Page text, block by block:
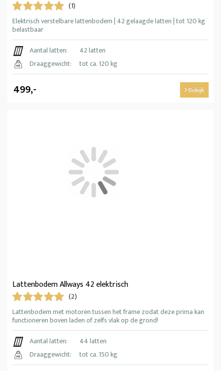
(1)
Elektrisch verstelbare lattenbodem | 42 gelaagde latten | tot 120 kg
belastbaar
Aantal latten:
42 latten
Draaggewicht:
tot ca. 120 kg
499,- Bekijk
Lattenbodem Allways 42 elektrisch
(2)
Lattenbodem met motoren tussen het frame zodat deze prima kan
functioneren boven laden of zelfs vlak op de grond!
Aantal latten:
44 latten
Draaggewicht:
tot ca. 150 kg